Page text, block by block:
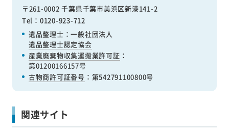
〒261-0002 千葉県千葉市美浜区新港141-2
Tel：0120-923-712
遺品整理士：一般社団法人
遺品整理士認定協会
産業廃棄物収集運搬業許可証 ：
第01200166157号
古物商許可証番号 ：第542791100800号
関連サイト